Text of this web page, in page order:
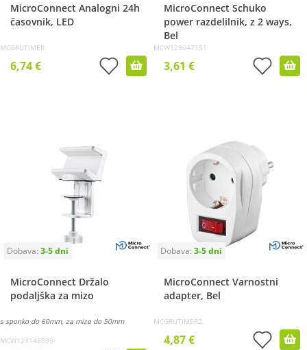
MicroConnect Analogni 24h
časovnik, LED
MCGRUTIMER
6,74 €
MicroConnect Schuko
power razdelilnik, z 2 ways,
Bel
MCW129047151
3,61 €
MicroConnect Držalo
podaljška za mizo
s sponko do 60mm, za mize do 50mm
MCW129148099
MicroConnect Varnostni
adapter, Bel
MCGRUTIMER2
4,87 €